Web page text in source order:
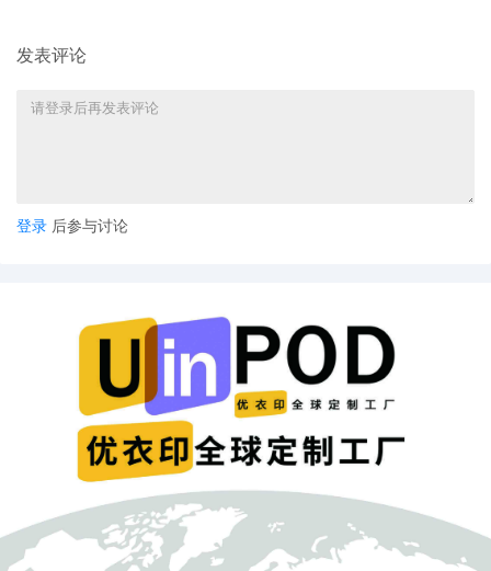
其TALOS器械在
的内容机构主理人，与Rogue Fitness、Rep Fitness等多个
✅ 在面对明显恶意、虚构事实的评论攻击时，法律可成为
✅ 测评合作也需通过合约明确双方权责与内容边界
在内容营销与KOL合作成为主流的今天，此案也提醒整个行
业：客观批评受法律保护，但恶意诋毁必须承担后果。无论
是卖家还是内容创作者，都应在商业合作中守住真实与诚信
的底线。对于长期受困于“职业差评师”的跨境卖家来说，这
场诉讼不论结果如何，都已吹响了借助法律武器主动维权的
发表评论
登录 后参与讨论